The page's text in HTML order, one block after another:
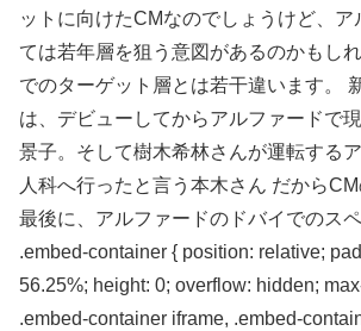
ットに向けたCMなのでしょうけど、ア
ては若年層を狙う意図があるのかもし
でのターゲット層とは若干違います。
は、デビューしてからアルファードで
景子。そして樹木希林さんが運転する
人科へ行ったと言う本木さん だから
最後に、アルファードのドバイでのス
.embed-container { position: relative;
56.25%; height: 0; overflow: hidden;
.embed-container iframe, .embed-